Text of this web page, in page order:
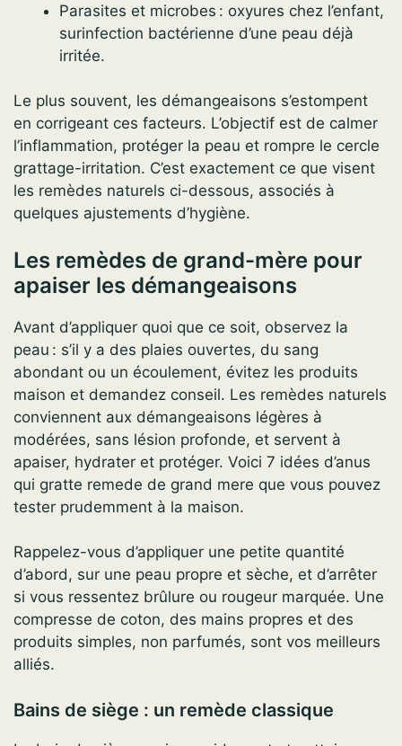
Parasites et microbes : oxyures chez l’enfant,
surinfection bactérienne d’une peau déjà
irritée.
Le plus souvent, les démangeaisons s’estompent
en corrigeant ces facteurs. L’objectif est de calmer
l’inflammation, protéger la peau et rompre le cercle
grattage-irritation. C’est exactement ce que visent
les remèdes naturels ci-dessous, associés à
quelques ajustements d’hygiène.
Les remèdes de grand-mère pour
apaiser les démangeaisons
Avant d’appliquer quoi que ce soit, observez la
peau : s’il y a des plaies ouvertes, du sang
abondant ou un écoulement, évitez les produits
maison et demandez conseil. Les remèdes naturels
conviennent aux démangeaisons légères à
modérées, sans lésion profonde, et servent à
apaiser, hydrater et protéger. Voici 7 idées d’anus
qui gratte remede de grand mere que vous pouvez
tester prudemment à la maison.
Rappelez-vous d’appliquer une petite quantité
d’abord, sur une peau propre et sèche, et d’arrêter
si vous ressentez brûlure ou rougeur marquée. Une
compresse de coton, des mains propres et des
produits simples, non parfumés, sont vos meilleurs
alliés.
Bains de siège : un remède classique